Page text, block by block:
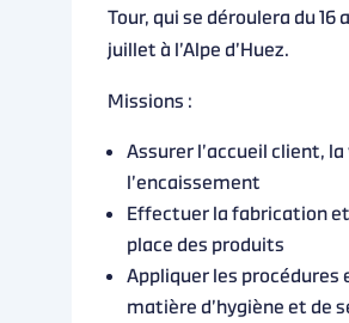
Tour, qui se déroulera du 16
juillet à l’Alpe d’Huez.
Missions :
Assurer l’accueil client,
l’encaissement
Effectuer la fabrication
place des produits
Appliquer les procédures
matière d’hygiène et de